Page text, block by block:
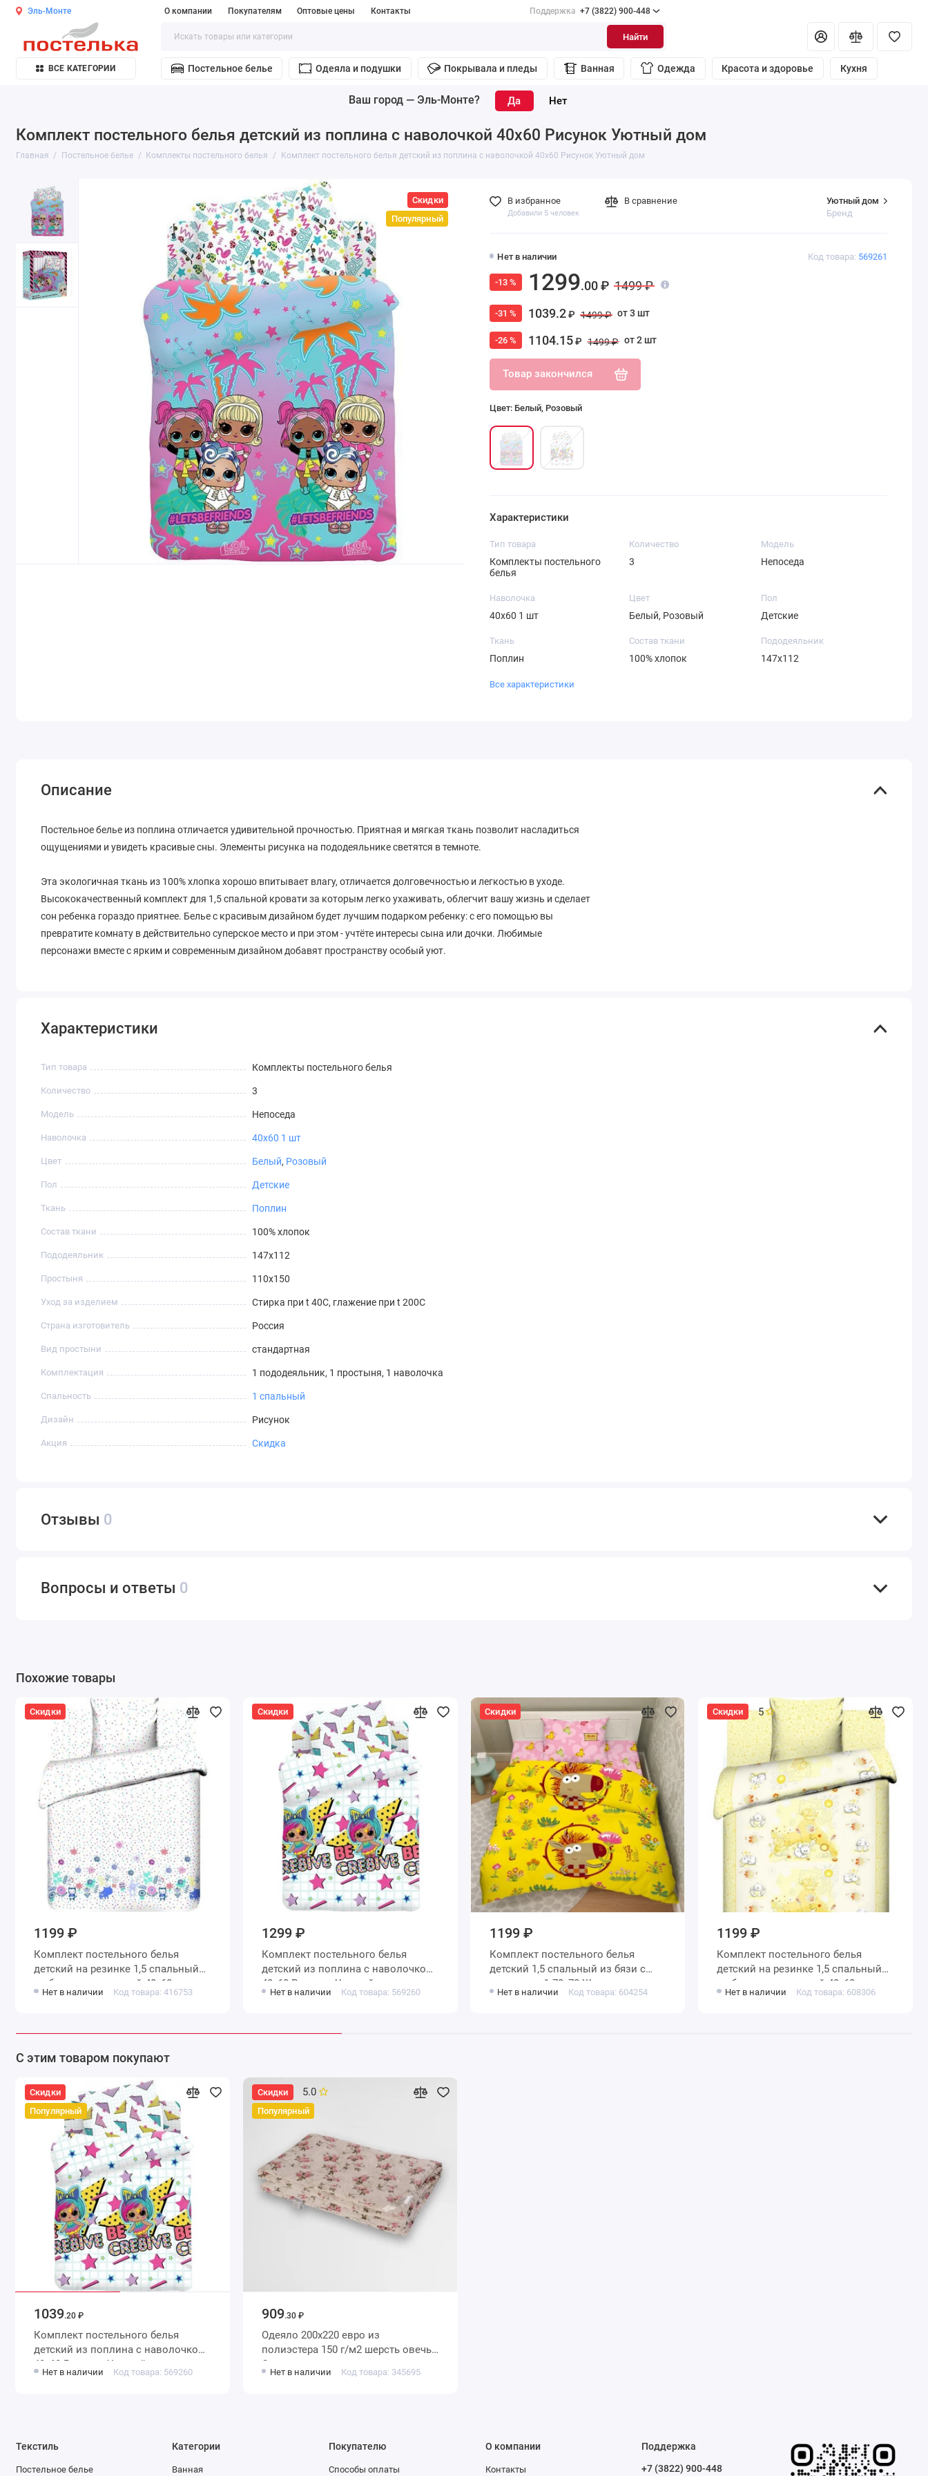
Эль-Монте О компании Покупателям Оптовые цены Контакты Поддержка +7 (3822) 900-448
Найти
ВСЕ КАТЕГОРИИ Постельное белье Одеяла и подушки Покрывала и пледы Ванная Одежда Красота и здоровье Кухня
Ваш город — Эль-Монте?
Комплект постельного белья детский из поплина с наволочкой 40х60 Рисунок Уютный дом
Главная Постельное белье Комплекты постельного белья Комплект постельного белья детский из поплина с наволочкой 40х60 Рисунок Уютный дом
Скидки
Популярный
Код товара: 569261
Уютный дом
Бренд
Нет в наличии
-13 % 1299.00 ₽ 1499 ₽
-31 % 1039.2₽ 1499 ₽ от 3 шт
-26 % 1104.15₽ 1499 ₽ от 2 шт
Товар закончился
Цвет: Белый, Розовый
В избранное
Добавили 5 человек
В сравнение
Характеристики
Тип товара
Комплекты постельного
белья
Количество
3
Модель
Непоседа
Наволочка
40х60 1 шт
Цвет
Белый, Розовый
Пол
Детские
Ткань
Поплин
Состав ткани
100% хлопок
Пододеяльник
147х112
Все характеристики
Описание
Постельное белье из поплина отличается удивительной прочностью. Приятная и мягкая ткань позволит насладиться
ощущениями и увидеть красивые сны. Элементы рисунка на пододеяльнике светятся в темноте.
Эта экологичная ткань из 100% хлопка хорошо впитывает влагу, отличается долговечностью и легкостью в уходе.
Высококачественный комплект для 1,5 спальной кровати за которым легко ухаживать, облегчит вашу жизнь и сделает
сон ребенка гораздо приятнее. Белье с красивым дизайном будет лучшим подарком ребенку: с его помощью вы
превратите комнату в действительно суперское место и при этом - учтёте интересы сына или дочки. Любимые
персонажи вместе с ярким и современным дизайном добавят пространству особый уют.
Характеристики
Тип товара Комплекты постельного белья
Количество 3
Модель Непоседа
Наволочка 40х60 1 шт
Цвет Белый, Розовый
Пол Детские
Ткань Поплин
Состав ткани 100% хлопок
Пододеяльник 147х112
Простыня 110х150
Уход за изделием Стирка при t 40С, глажение при t 200С
Страна изготовитель Россия
Вид простыни стандартная
Комплектация 1 пододеяльник, 1 простыня, 1 наволочка
Спальность 1 спальный
Дизайн Рисунок
Акция Скидка
Отзывы 0
Вопросы и ответы 0
Похожие товары
Скидки
1199 ₽
Комплект постельного белья
детский на резинке 1,5 спальный
из бязи с наволочкой 40х60
Животные Василиса
Нет в наличии Код товара: 416753
Скидки
1299 ₽
Комплект постельного белья
детский из поплина с наволочкой
40х60 Рисунок Уютный дом
Нет в наличии Код товара: 569260
Скидки
1199 ₽
Комплект постельного белья
детский 1,5 спальный из бязи с
наволочкой 70х70 Животные
Василиса
Нет в наличии Код товара: 604254
Скидки 5
1199 ₽
Комплект постельного белья
детский на резинке 1,5 спальный
из бязи с наволочкой 40х60
Животные Василиса
Нет в наличии Код товара: 608306
С этим товаром покупают
Скидки
Популярный
1039.20 ₽
Комплект постельного белья
детский из поплина с наволочкой
40х60 Рисунок Уютный дом
Нет в наличии Код товара: 569260
Скидки
Популярный
5.0
909.30 ₽
Одеяло 200х220 евро из
полиэстера 150 г/м2 шерсть овечья
Столица текстиля
Нет в наличии Код товара: 345695
Текстиль
Постельное белье
Категории
Ванная
Покупателю
Способы оплаты
О компании
Контакты
Поддержка
+7 (3822) 900-448